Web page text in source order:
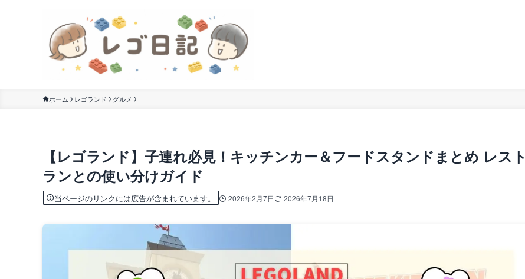
ホーム レゴランド グルメ
【レゴランド】子連れ必見！キッチンカー＆フードスタンドまとめ レスト
ランとの使い分けガイド
当ページのリンクには広告が含まれています。 2026年2月7日 2026年7月18日